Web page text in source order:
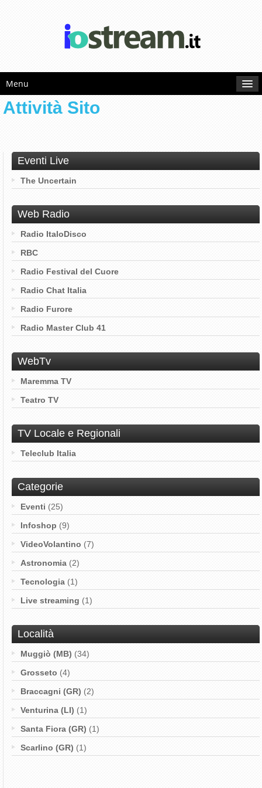
Menu
Attività Sito
Eventi Live
The Uncertain
Web Radio
Radio ItaloDisco
RBC
Radio Festival del Cuore
Radio Chat Italia
Radio Furore
Radio Master Club 41
WebTv
Maremma TV
Teatro TV
TV Locale e Regionali
Teleclub Italia
Categorie
Eventi (25)
Infoshop (9)
VideoVolantino (7)
Astronomia (2)
Tecnologia (1)
Live streaming (1)
Località
Muggiò (MB) (34)
Grosseto (4)
Braccagni (GR) (2)
Venturina (LI) (1)
Santa Fiora (GR) (1)
Scarlino (GR) (1)